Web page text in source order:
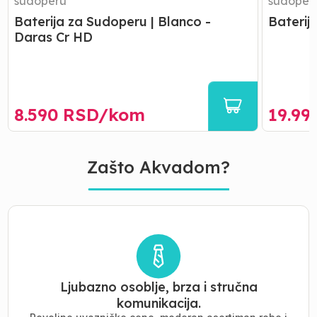
Baterija za Sudoperu | Blanco -
Daras Cr HD
8.590 RSD/kom
Zašto Akvadom?
Ljubazno osoblje, brza i stručna
komunikacija.